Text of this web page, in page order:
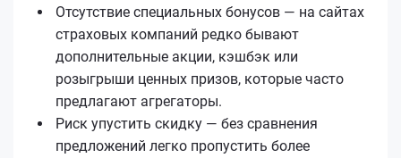
Отсутствие специальных бонусов — на сайтах
страховых компаний редко бывают
дополнительные акции, кэшбэк или
розыгрыши ценных призов, которые часто
предлагают агрегаторы.
Риск упустить скидку — без сравнения
предложений легко пропустить более